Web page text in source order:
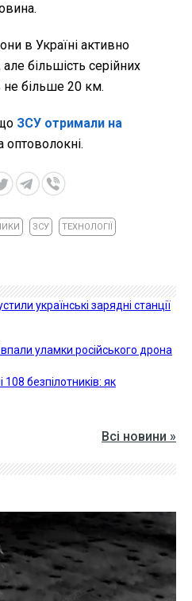
в Україні активно
більшість серійних
не більше 20 км.
ЗСУ отримали на
оптоволокні.
ЗСУ ТЕХНОЛОГІЇ
українські зарядні станції
уламки російського дрона
108 безпілотників: як
Всі новини »